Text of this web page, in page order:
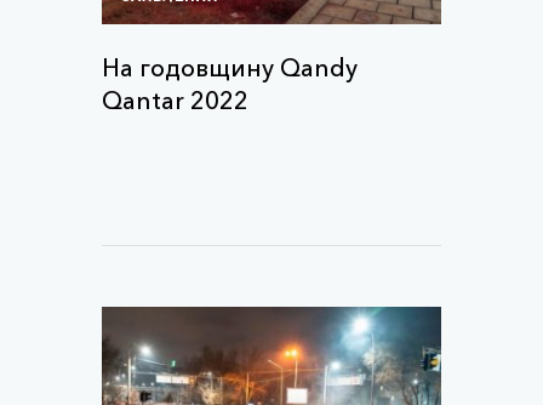
На годовщину Qandy
Qantar 2022